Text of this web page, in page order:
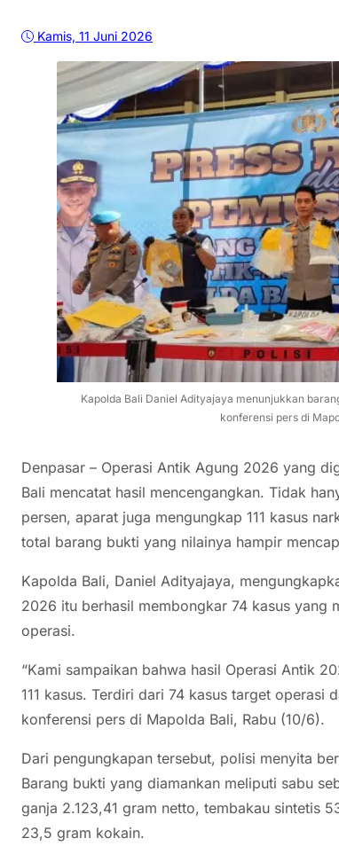
Kamis, 11 Juni 2026
Kapolda Bali Daniel Adityajaya menunjukkan
konferensi pers di
Denpasar – Operasi Antik Agung 2026 yang
Bali mencatat hasil mencengangkan. Tidak
persen, aparat juga mengungkap 111 kasus
total barang bukti yang nilainya hampir
Kapolda Bali, Daniel Adityajaya,
2026 itu berhasil membongkar 74 kasus yang
operasi.
“Kami sampaikan bahwa hasil Operasi Antik
111 kasus. Terdiri dari 74 kasus target operasi
konferensi pers di Mapolda Bali, Rabu (10/6).
Dari pengungkapan tersebut, polisi menyita
Barang bukti yang diamankan meliputi sabu
ganja 2.123,41 gram netto, tembakau sintetis
23,5 gram kokain.